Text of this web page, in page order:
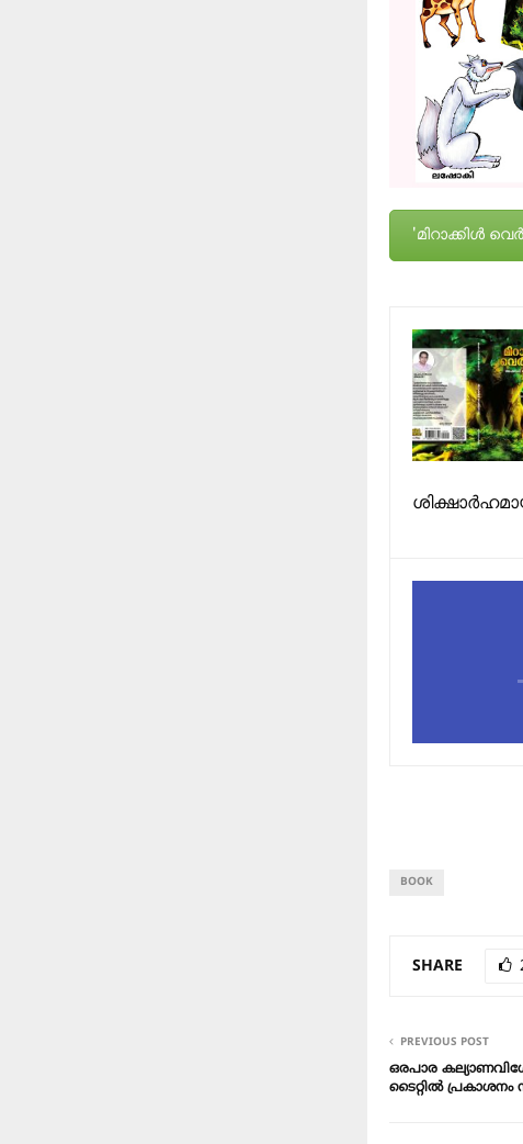
'മിറാക്കിൾ
BOOK
SHARE
PREVIOUS POST
ഒരപാര
ടൈറ്റിൽ പ്രകാശനം